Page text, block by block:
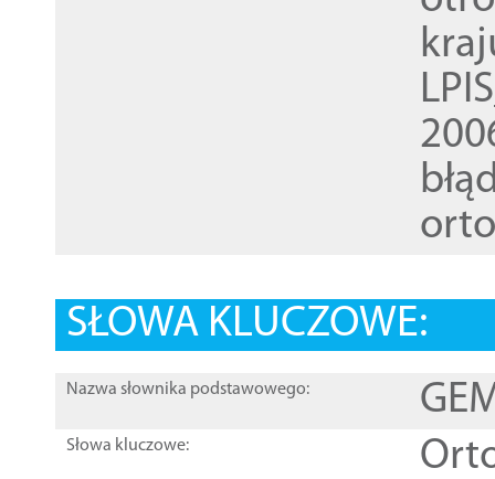
SŁOWA KLUCZOWE:
Nazwa słownika podstawowego:
Słowa kluczowe: